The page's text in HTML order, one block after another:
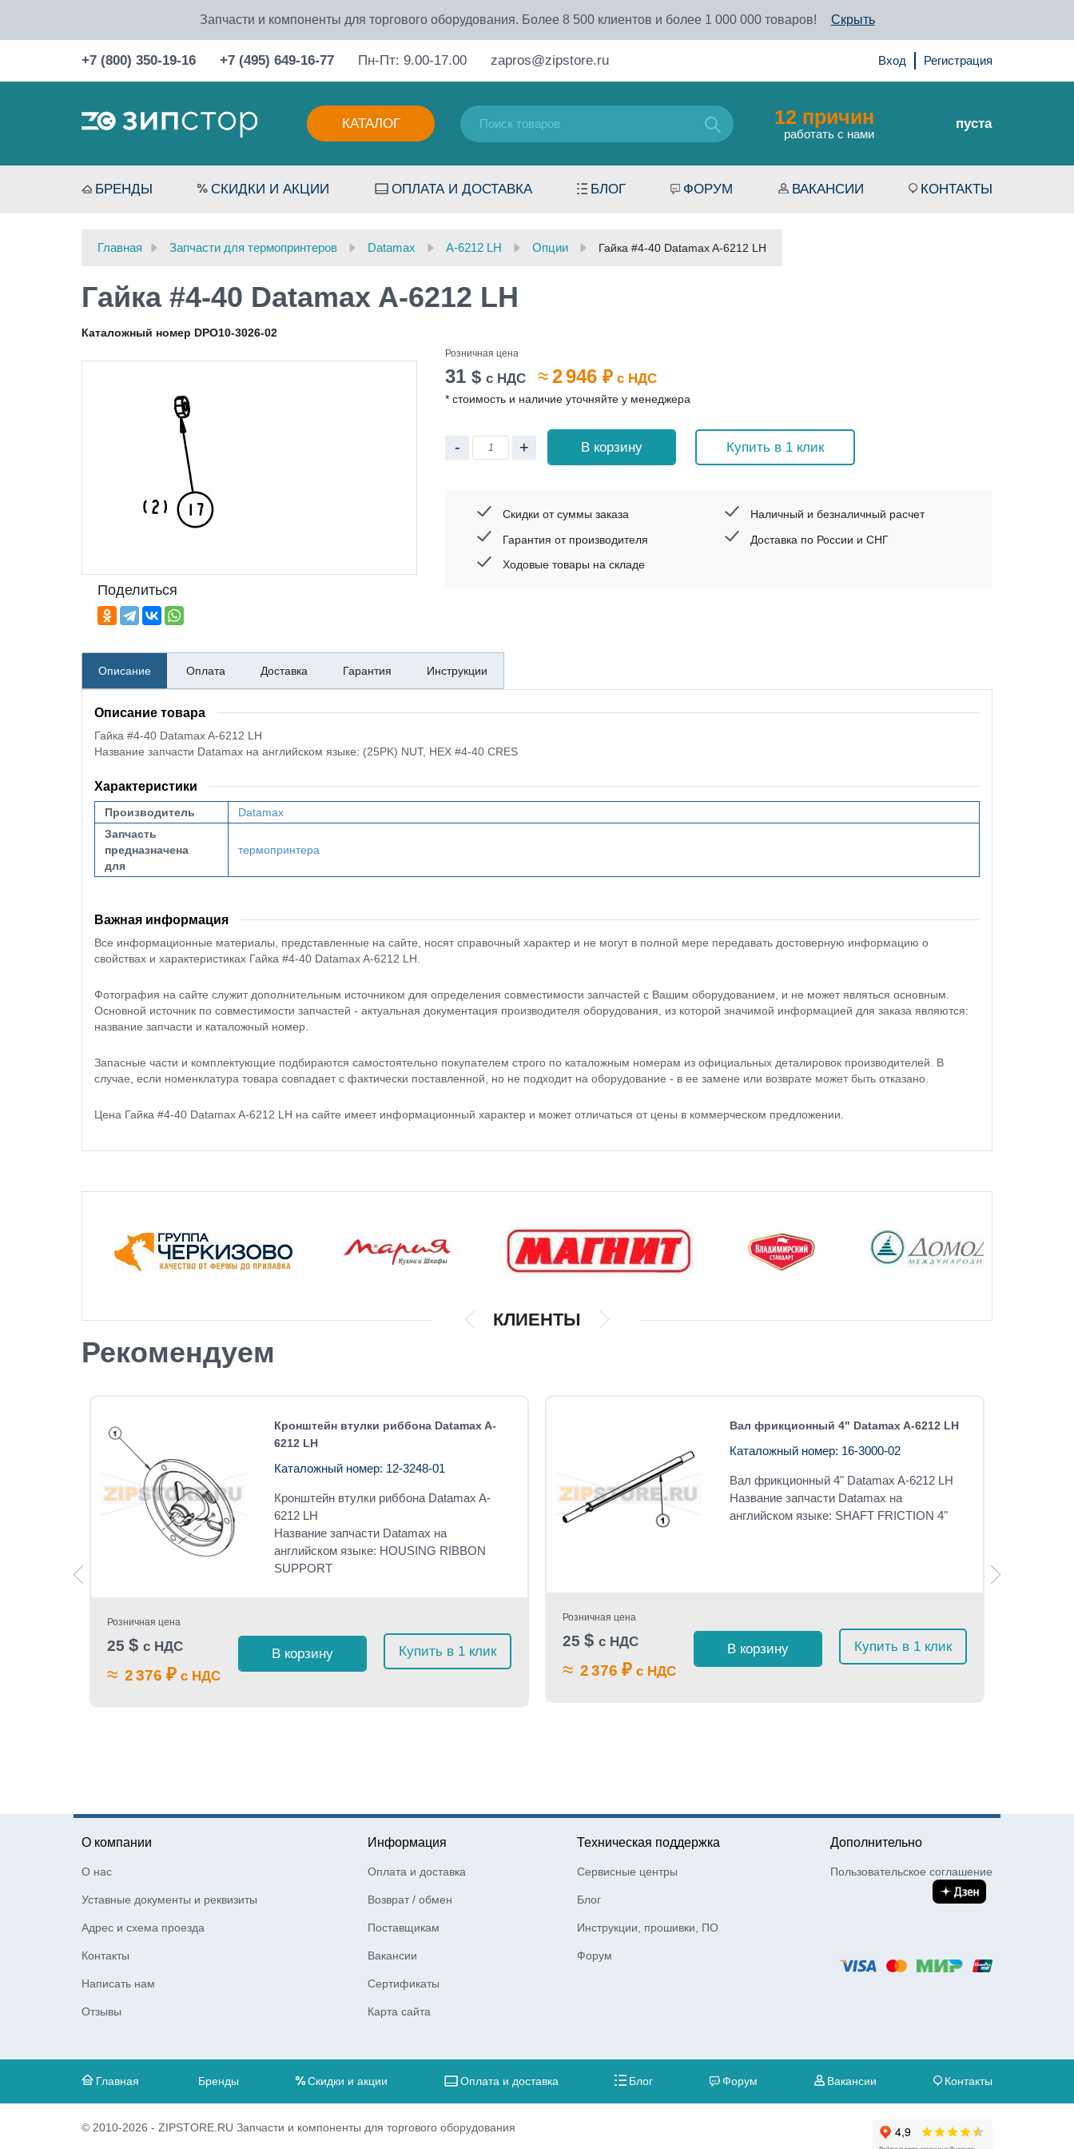
Запчасти и компоненты для торгового оборудования. Более 8 500 клиентов и более 1 000 000 товаров! Скрыть
+7 (800) 350-19-16 +7 (495) 649-16-77 Пн-Пт: 9.00-17.00 zapros@zipstore.ru Вход Регистрация
КАТАЛОГ 12 причин
работать с нами
пуста
БРЕНДЫ СКИДКИ И АКЦИИ ОПЛАТА И ДОСТАВКА БЛОГ ФОРУМ ВАКАНСИИ КОНТАКТЫ
Главная Запчасти для термопринтеров Datamax A-6212 LH Опции Гайка #4-40 Datamax A-6212 LH
Гайка #4-40 Datamax A-6212 LH
Каталожный номер DPO10-3026-02
Поделиться
Розничная цена
31 $ с НДС ≈2 946 ₽ с НДС
* стоимость и наличие уточняйте у менеджера
- + В корзину Купить в 1 клик
Скидки от суммы заказа
Гарантия от производителя
Ходовые товары на складе
Наличный и безналичный расчет
Доставка по России и СНГ
Описание Оплата Доставка Гарантия Инструкции
Описание товара
Гайка #4-40 Datamax A-6212 LH
Название запчасти Datamax на английском языке: (25PK) NUT, HEX #4-40 CRES
Характеристики
Производитель
Datamax
Запчасть
предназначена
для
термопринтера
Важная информация
Все информационные материалы, представленные на сайте, носят справочный характер и не могут в полной мере передавать достоверную информацию о
свойствах и характеристиках Гайка #4-40 Datamax A-6212 LH.
Фотография на сайте служит дополнительным источником для определения совместимости запчастей с Вашим оборудованием, и не может являться основным.
Основной источник по совместимости запчастей - актуальная документация производителя оборудования, из которой значимой информацией для заказа являются:
название запчасти и каталожный номер.
Запасные части и комплектующие подбираются самостоятельно покупателем строго по каталожным номерам из официальных деталировок производителей. В
случае, если номенклатура товара совпадает с фактически поставленной, но не подходит на оборудование - в ее замене или возврате может быть отказано.
Цена Гайка #4-40 Datamax A-6212 LH на сайте имеет информационный характер и может отличаться от цены в коммерческом предложении.
КЛИЕНТЫ
Рекомендуем
Кронштейн втулки риббона Datamax A-
6212 LH
Каталожный номер: 12-3248-01
Кронштейн втулки риббонаDatamax A-
6212 LH
Название запчасти Datamax на
английском языке: HOUSING RIBBON
SUPPORT
Розничная цена
25 $ с НДС
≈ 2 376 ₽ с НДС
В корзину Купить в 1 клик
Вал фрикционный 4" Datamax A-6212 LH
Каталожный номер: 16-3000-02
Вал фрикционный 4" Datamax A-6212 LH
Название запчасти Datamax на
английском языке: SHAFT FRICTION 4"
Розничная цена
25 $ с НДС
≈ 2 376 ₽ с НДС
В корзину Купить в 1 клик
О компании
О нас
Уставные документы и реквизиты
Адрес и схема проезда
Контакты
Написать нам
Отзывы
Информация
Оплата и доставка
Возврат / обмен
Поставщикам
Вакансии
Сертификаты
Карта сайта
Техническая поддержка
Сервисные центры
Блог
Инструкции, прошивки, ПО
Форум
Дополнительно
Пользовательское соглашение
Главная Бренды Скидки и акции Оплата и доставка Блог Форум Вакансии Контакты
© 2010-2026 - ZIPSTORE.RU Запчасти и компоненты для торгового оборудования